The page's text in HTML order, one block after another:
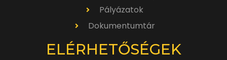
Pályázatok
Dokumentumtár
ELÉRHETŐSÉGEK